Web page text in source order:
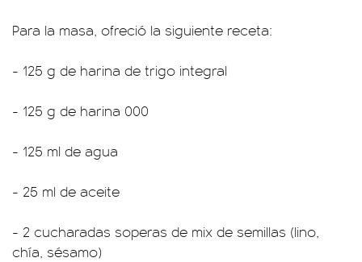
Para la masa, ofreció la siguiente receta:
- 125 g de harina de trigo integral
- 125 g de harina 000
- 125 ml de agua
- 25 ml de aceite
- 2 cucharadas soperas de mix de semillas (lino,
chía, sésamo)